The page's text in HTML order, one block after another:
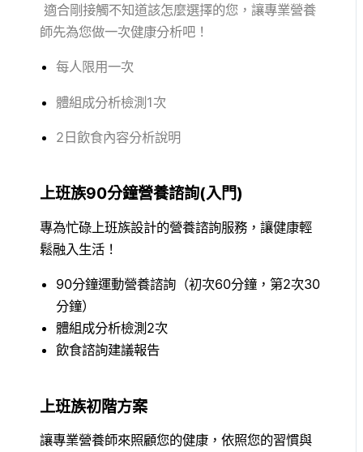
適合剛接觸不知道該怎麼選擇的您，讓專業營養
師先為您做一次健康分析吧！
每人限用一次
體組成分析檢測1次
2日飲食內容分析說明
上班族90分鐘營養諮詢(入門)
專為忙碌上班族設計的營養諮詢服務，讓健康輕
鬆融入生活！
90分鐘運動營養諮詢（初次60分鐘，第2次30
分鐘）
體組成分析檢測2次
飲食諮詢建議報告
上班族初階方案
讓專業營養師來照顧您的健康，依照您的習慣與